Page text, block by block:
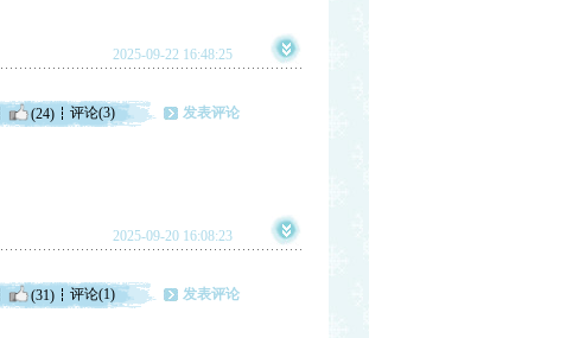
2025-09-22 16:48:25
(24) 评论(3) 发表评论
2025-09-20 16:08:23
(31) 评论(1) 发表评论